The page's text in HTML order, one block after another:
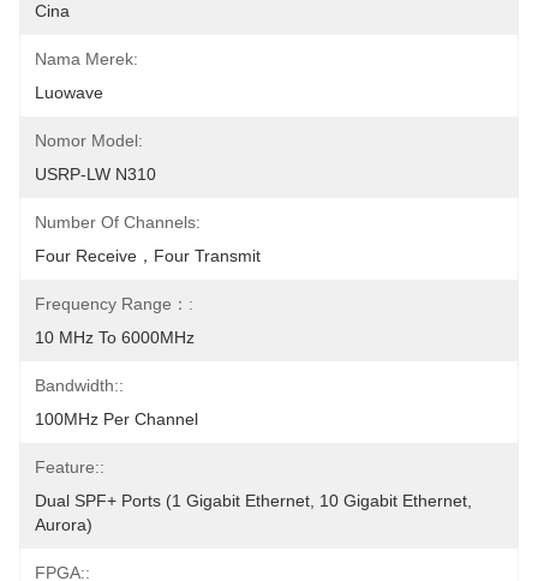
Cina
Nama Merek:
Luowave
Nomor Model:
USRP-LW N310
Number Of Channels:
Four Receive，four Transmit
Frequency Range：:
10 MHz To 6000MHz
Bandwidth::
100MHz Per Channel
Feature::
Dual SPF+ Ports (1 Gigabit Ethernet, 10 Gigabit Ethernet,
Aurora)
FPGA::